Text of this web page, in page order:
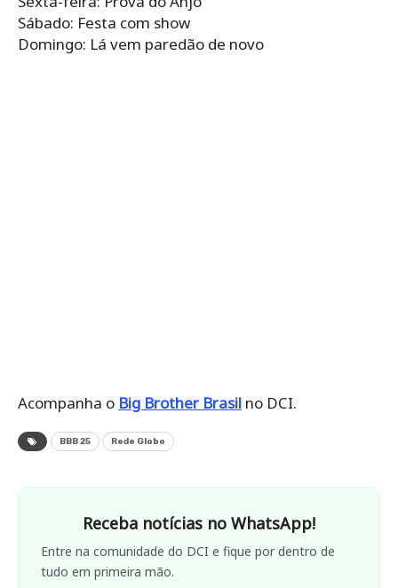
Sábado: Festa com show
Domingo: Lá vem paredão de novo
Acompanha o Big Brother Brasil no DCI.
BBB 25 Rede Globo
Receba notícias no WhatsApp!
Entre na comunidade do DCI e fique por dentro de
tudo em primeira mão.